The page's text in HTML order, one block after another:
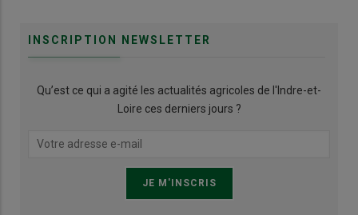
INSCRIPTION NEWSLETTER
Qu’est ce qui a agité les actualités agricoles de l'Indre-et-
Loire ces derniers jours ?